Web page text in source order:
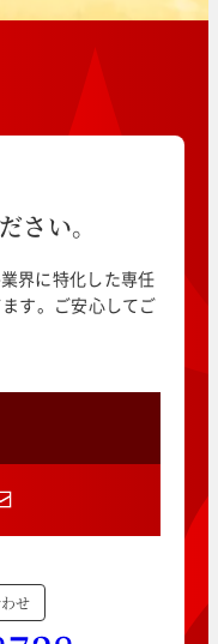
さい。
界に特化した専任
す。ご安心してご
せ